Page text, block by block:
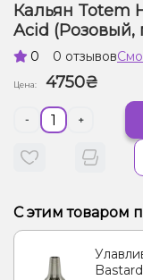
Кальян Totem
Acid (Розовый,
0 0 отзывов
Цена: 4750₴
- +
С этим товаром